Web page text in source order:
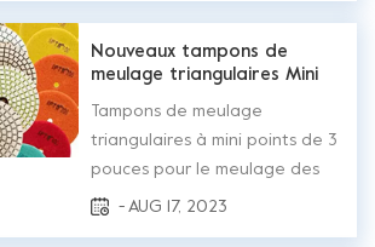
6, NO.1116 Jimei North Avenue,
Software Park III, Torch High-
tech Zone, Xiamen, Chine.
Code postal : 361024
Nouveaux tampons de
meulage triangulaires Mini
Tampons de meulage
triangulaires à mini points de 3
pouces pour le meulage des
coins Mosdan Diamond Tools a
- AUG 17, 2023